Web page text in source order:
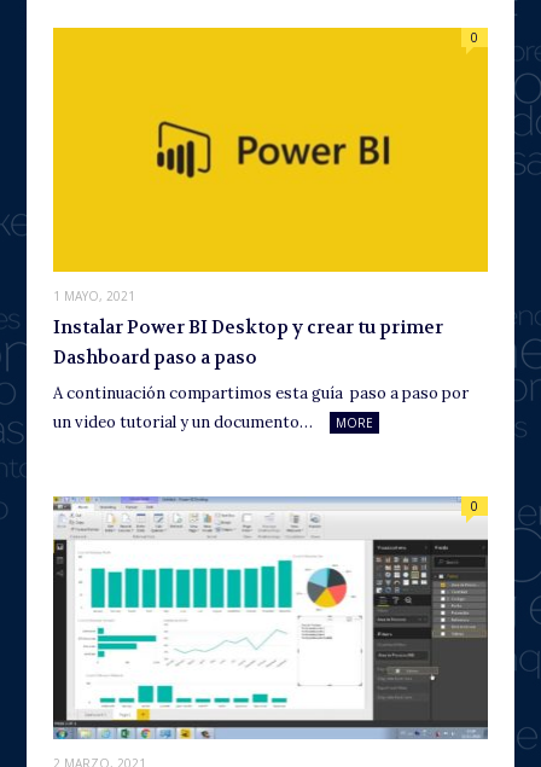
1 MAYO, 2021
0
Instalar Power BI Desktop y crear tu primer
Dashboard paso a paso
A continuación compartimos esta guía paso a paso por
un video tutorial y un documento…
MORE
2 MARZO, 2021
0